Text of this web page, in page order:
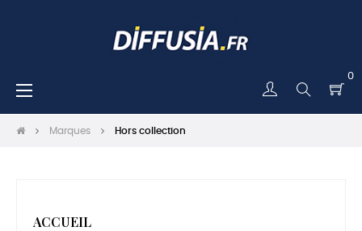
0
Basculer
☰
Marques Hors collection
ACCUEIL